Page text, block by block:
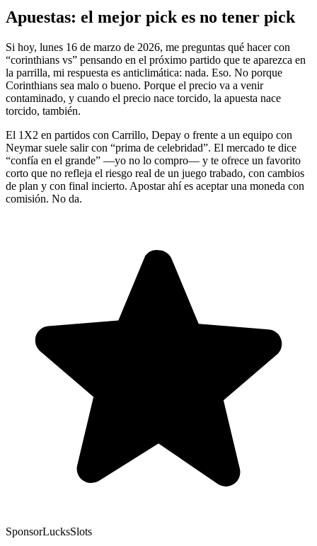
Apuestas: el mejor pick es no tener pick
Si hoy, lunes 16 de marzo de 2026, me preguntas qué hacer con
“corinthians vs” pensando en el próximo partido que te aparezca en
la parrilla, mi respuesta es anticlimática: nada. Eso. No porque
Corinthians sea malo o bueno. Porque el precio va a venir
contaminado, y cuando el precio nace torcido, la apuesta nace
torcido, también.
El 1X2 en partidos con Carrillo, Depay o frente a un equipo con
Neymar suele salir con “prima de celebridad”. El mercado te dice
“confía en el grande” —yo no lo compro— y te ofrece un favorito
corto que no refleja el riesgo real de un juego trabado, con cambios
de plan y con final incierto. Apostar ahí es aceptar una moneda con
comisión. No da.
SponsorLucksSlots